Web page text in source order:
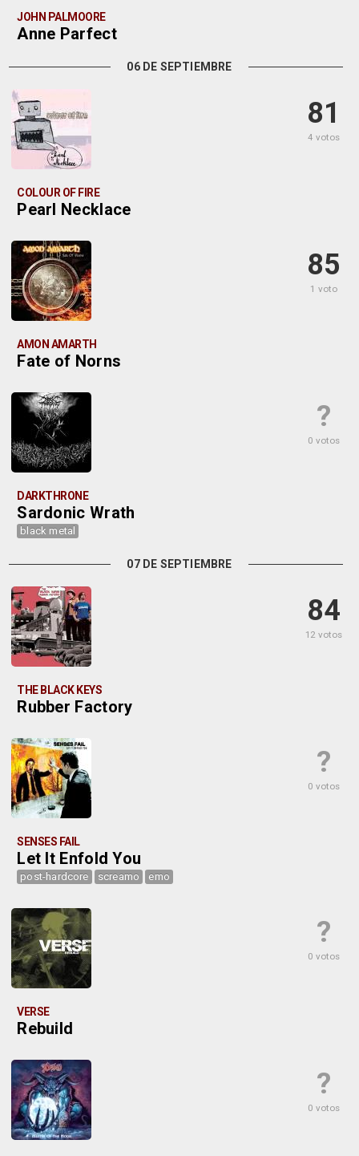
JOHN PALMOORE
Anne Parfect
06 DE SEPTIEMBRE
81
4 votos
COLOUR OF FIRE
Pearl Necklace
85
1 voto
AMON AMARTH
Fate of Norns
?
0 votos
DARKTHRONE
Sardonic Wrath
black metal
07 DE SEPTIEMBRE
84
12 votos
THE BLACK KEYS
Rubber Factory
?
0 votos
SENSES FAIL
Let It Enfold You
post-hardcore screamo emo
?
0 votos
VERSE
Rebuild
?
0 votos